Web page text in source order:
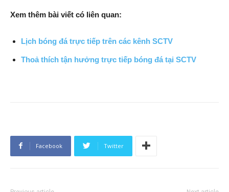
Xem thêm bài viết có liên quan:
Lịch bóng đá trực tiếp trên các kênh SCTV
Thoả thích tận hưởng trực tiếp bóng đá tại SCTV
Facebook Twitter